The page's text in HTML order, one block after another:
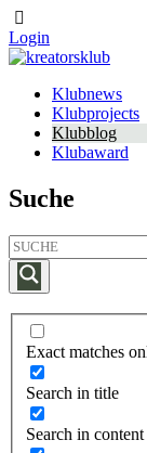
Login
Klubnews
Klubprojects
Klubblog
Klubaward
Suche
Exact matches
Search in title
Search in content